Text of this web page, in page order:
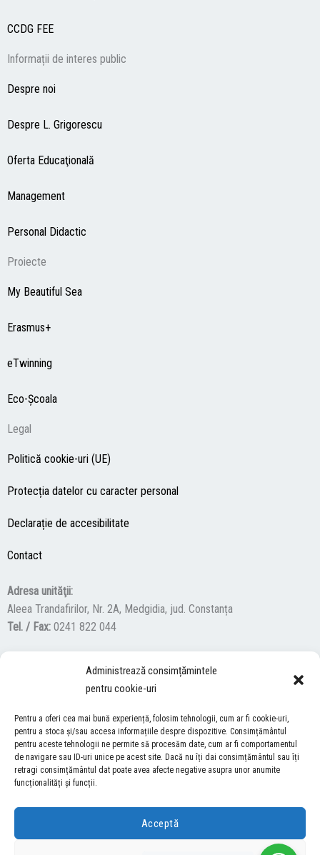
Administrează consimțămintele
pentru cookie-uri
Pentru a oferi cea mai bună experiență, folosim tehnologii, cum ar fi cookie-uri,
pentru a stoca și/sau accesa informațiile despre dispozitive. Consimțământul
pentru aceste tehnologii ne permite să procesăm date, cum ar fi comportamentul
de navigare sau ID-uri unice pe acest site. Dacă nu îți dai consimțământul sau îți
retragi consimțământul dat poate avea afecte negative asupra unor anumite
funcționalități și funcții.
Acceptă
CCDG FEE
Informații de interes public
Despre noi
Despre L. Grigorescu
Oferta Educaţională
Management
Personal Didactic
Proiecte
My Beautiful Sea
Erasmus+
eTwinning
Eco-Şcoala
Legal
Politică cookie-uri (UE)
Protecția datelor cu caracter personal
Declarație de accesibilitate
Contact
Adresa unităţii:
Aleea Trandafirilor, Nr. 2A, Medgidia, jud. Constanța
Tel. / Fax: 0241 822 044
F
a
c
e
b
o
k
Y
u
t
u
b
I
s
t
a
g
a
ACCES NEVĂZĂTORI
Descărcați programul NonVisual Desktop Acces, care oferă
persoanelor cu dizabilități vizuale posibilitatea de a consulta site-ul